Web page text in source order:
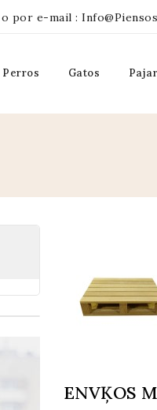
o por e-mail :
Perros Gatos
ENVĶOS